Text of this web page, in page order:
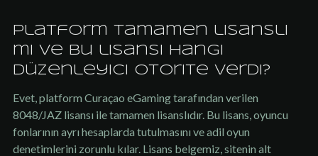
Platform tamamen lisanslı
mı ve bu lisansı hangi
düzenleyici otorite verdi?
Evet, platform Curaçao eGaming tarafından verilen
8048/JAZ lisansı ile tamamen lisanslıdır. Bu lisans, oyuncu
fonlarının ayrı hesaplarda tutulmasını ve adil oyun
denetimlerini zorunlu kılar. Lisans belgemiz, sitenin alt